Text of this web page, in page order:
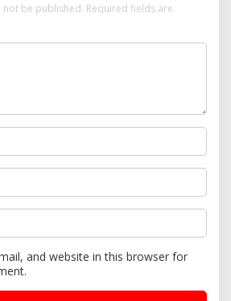
not be published. Required fields are
and website in this browser for